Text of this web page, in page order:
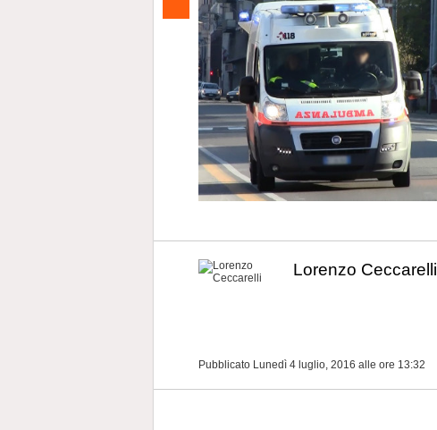
Lorenzo Ceccarelli
Pubblicato Lunedì 4 luglio, 2016 alle ore 13:32